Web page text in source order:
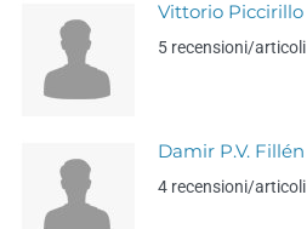
Vittorio Piccirillo
5 recensioni/articoli
Damir P.V. Fillén
4 recensioni/articoli